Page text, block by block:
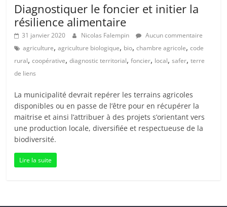
Diagnostiquer le foncier et initier la
résilience alimentaire
31 janvier 2020 Nicolas Falempin
Aucun commentaire
agriculture,agriculture biologique, bio,chambre agricole,code
rural,coopérative,diagnostic territorial,foncier, local,safer,terre
de liens
La municipalité devrait repérer les terrains agricoles
disponibles ou en passe de l’être pour en récupérer la
maitrise et ainsi l’attribuer à des projets s’orientant vers
une production locale, diversifiée et respectueuse de la
biodiversité.
Lire la suite